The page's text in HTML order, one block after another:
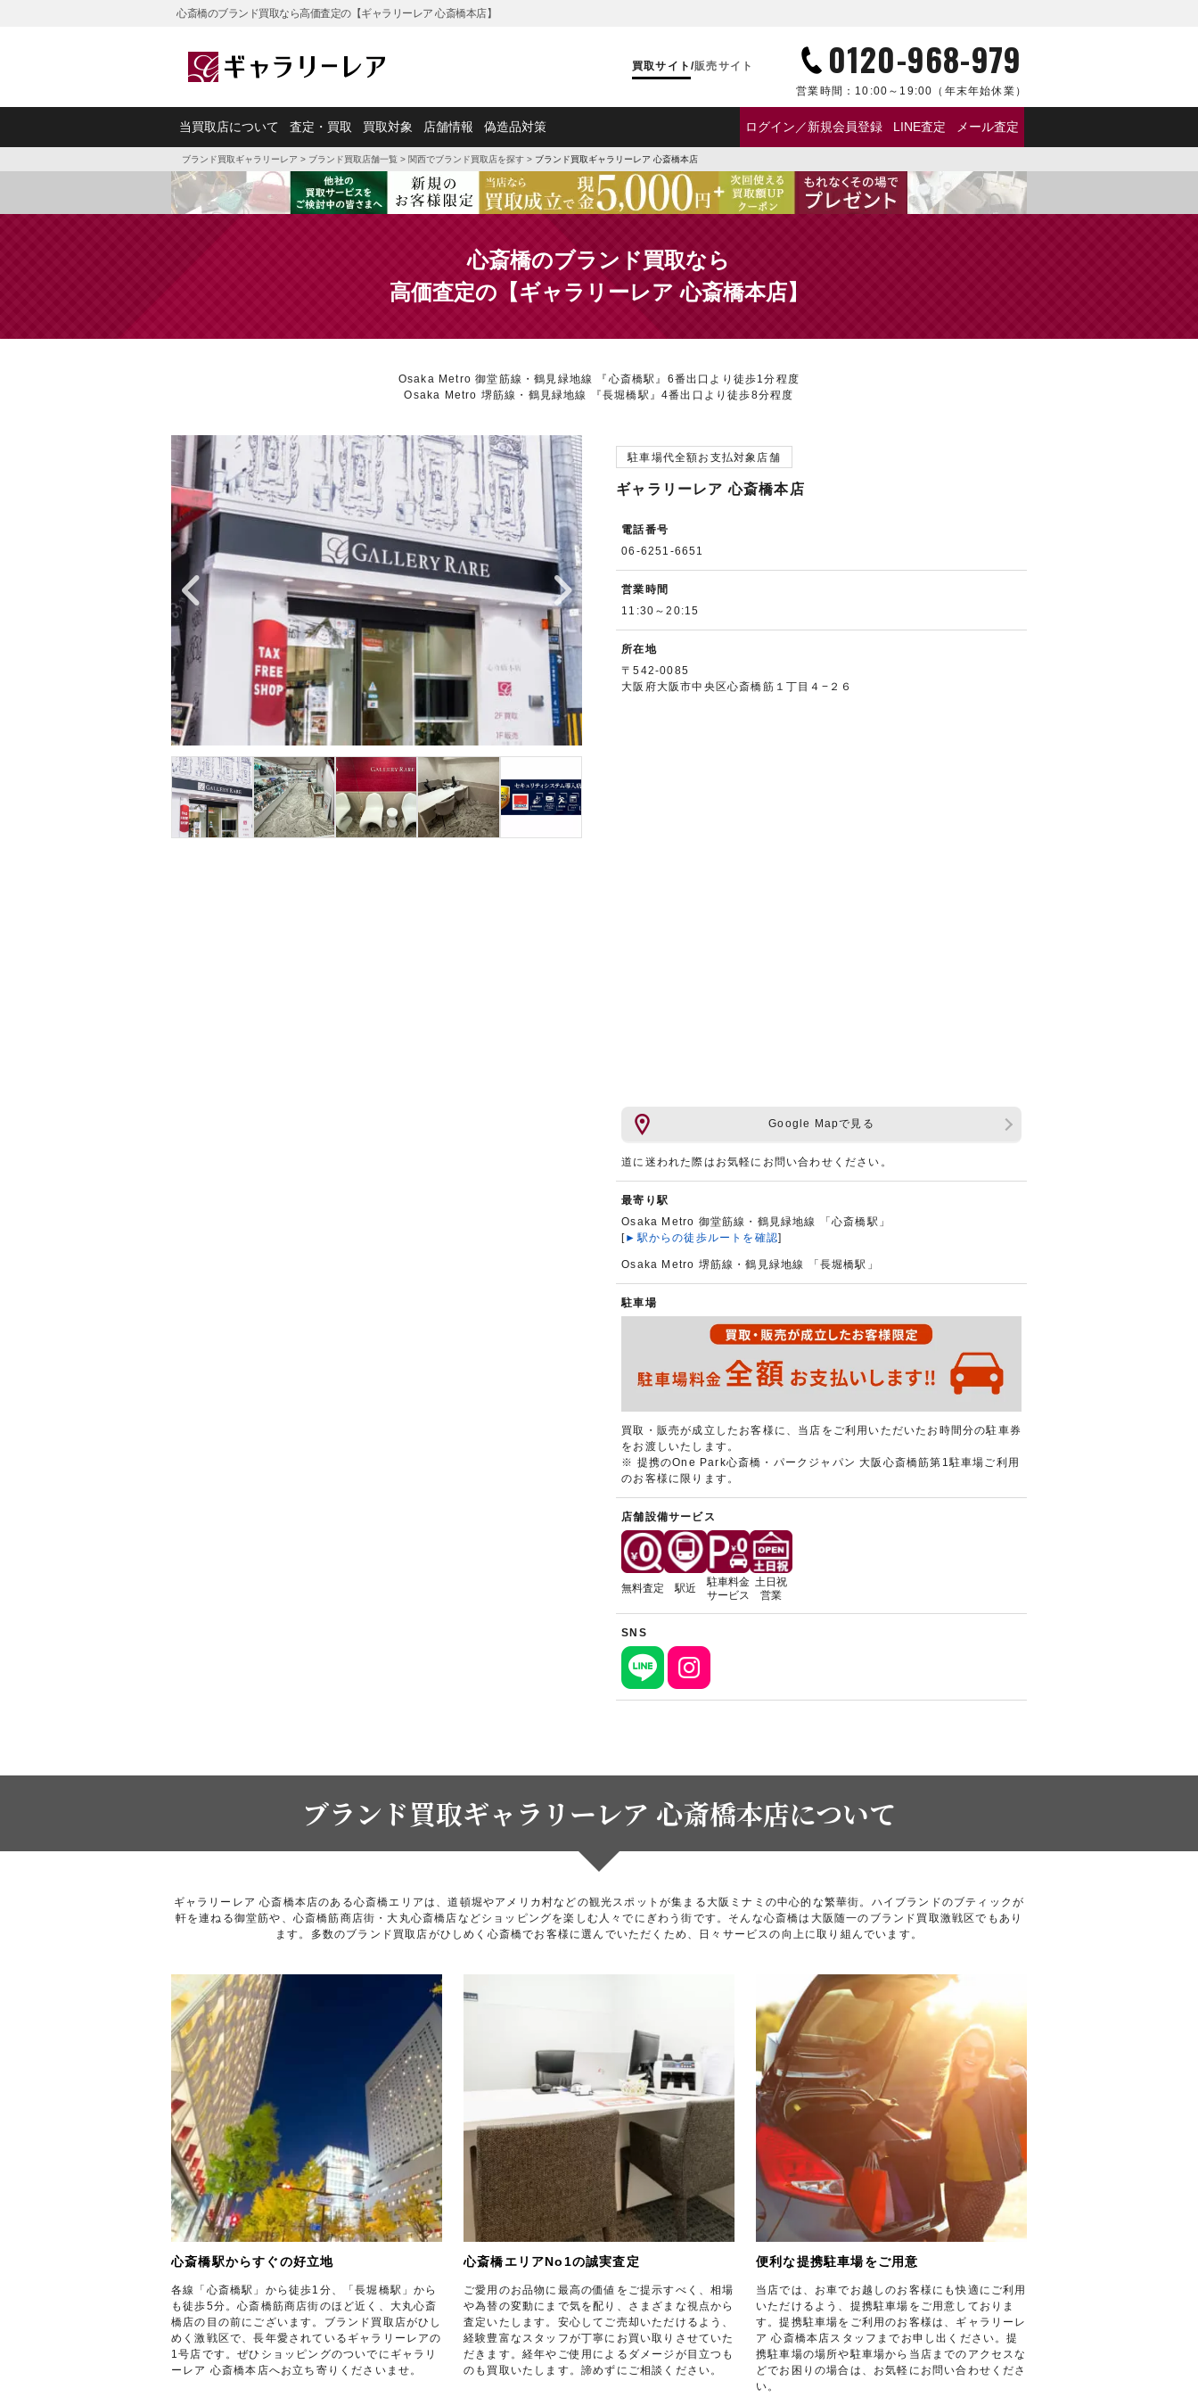
心斎橋のブランド買取なら高価査定の【ギャラリーレア 心斎橋本店】
買取サイト /販売サイト 0120-968-979
営業時間： 10:00～19:00 （年末年始休業）
当買取店について 査定・買取 買取対象 店舗情報 偽造品対策 ログイン／新規会員登録 LINE査定 メール査定
ブランド買取ギャラリーレア > ブランド買取店舗一覧 > 関西でブランド買取店を探す > ブランド買取ギャラリーレア 心斎橋本店
心斎橋のブランド買取なら
高価査定の【ギャラリーレア 心斎橋本店】
Osaka Metro 御堂筋線・鶴見緑地線 『心斎橋駅』6番出口より徒歩1分程度
Osaka Metro 堺筋線・鶴見緑地線 『長堀橋駅』4番出口より徒歩8分程度
駐車場代全額お支払対象店舗
ギャラリーレア 心斎橋本店
電話番号
06-6251-6651
営業時間
11:30～20:15
所在地
〒542-0085
大阪府大阪市中央区心斎橋筋１丁目４−２６
Google Mapで見る
道に迷われた際はお気軽にお問い合わせください。
最寄り駅
Osaka Metro 御堂筋線・鶴見緑地線 「心斎橋駅」
[►駅からの徒歩ルートを確認]
Osaka Metro 堺筋線・鶴見緑地線 「長堀橋駅」
駐車場
買取・販売が成立したお客様に、当店をご利用いただいたお時間分の駐車券
をお渡しいたします。
※ 提携のOne Park心斎橋・パークジャパン 大阪心斎橋筋第1駐車場ご利用
のお客様に限ります。
店舗設備サービス
無料査定 駅近
駐車料金
サービス
土日祝
営業
SNS
ブランド買取ギャラリーレア 心斎橋本店について
ギャラリーレア 心斎橋本店のある心斎橋エリアは、道頓堀やアメリカ村などの観光スポットが集まる大阪ミナミの中心的な繁華街。ハイブランドのブティックが
軒を連ねる御堂筋や、心斎橋筋商店街・大丸心斎橋店などショッピングを楽しむ人々でにぎわう街です。そんな心斎橋は大阪随一のブランド買取激戦区でもあり
ます。多数のブランド買取店がひしめく心斎橋でお客様に選んでいただくため、日々サービスの向上に取り組んでいます。
心斎橋駅からすぐの好立地
各線「心斎橋駅」から徒歩1分、「長堀橋駅」から
も徒歩5分。心斎橋筋商店街のほど近く、大丸心斎
橋店の目の前にございます。ブランド買取店がひし
めく激戦区で、長年愛されているギャラリーレアの
1号店です。ぜひショッピングのついでにギャラリ
ーレア 心斎橋本店へお立ち寄りくださいませ。
心斎橋エリアNo1の誠実査定
ご愛用のお品物に最高の価値をご提示すべく、相場
や為替の変動にまで気を配り、さまざまな視点から
査定いたします。安心してご売却いただけるよう、
経験豊富なスタッフが丁寧にお買い取りさせていた
だきます。経年やご使用によるダメージが目立つも
のも買取いたします。諦めずにご相談ください。
便利な提携駐車場をご用意
当店では、お車でお越しのお客様にも快適にご利用
いただけるよう、提携駐車場をご用意しておりま
す。提携駐車場をご利用のお客様は、ギャラリーレ
ア 心斎橋本店スタッフまでお申し出ください。提
携駐車場の場所や駐車場から当店までのアクセスな
どでお困りの場合は、お気軽にお問い合わせくださ
い。